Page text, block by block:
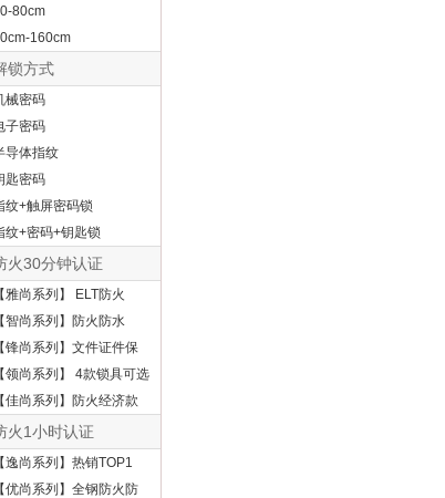
80cm
160cm
锁方式
械密码
子密码
导体指纹
匙密码
纹+触屏密码锁
纹+密码+钥匙锁
火30分钟认证
【雅尚系列】 ELT防火
【智尚系列】防火防水
【锋尚系列】文件证件保
护【领尚系列】 4款锁具可选
【佳尚系列】防火经济款
火1小时认证
【逸尚系列】热销TOP1
【优尚系列】全钢防火防